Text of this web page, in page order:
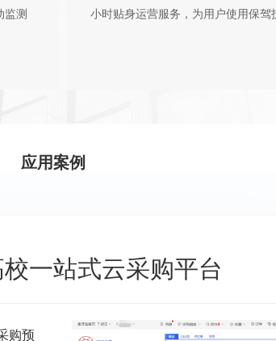
监测
小时贴身运营服务，为用户使用保驾
应用案例
一站式云采购平台
购预